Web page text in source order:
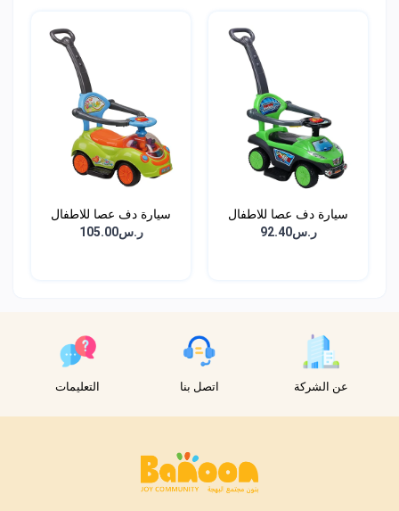
سيارة دف عصا للاطفال
ر.س92.40
سيارة دف عصا للاطفال
ر.س105.00
عن الشركة اتصل بنا التعليمات